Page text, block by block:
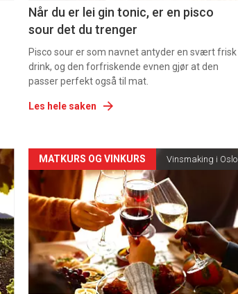
Når du er lei gin tonic, er en pisco
sour det du trenger
Pisco sour er som navnet antyder en svært frisk
drink, og den forfriskende evnen gjør at den
passer perfekt også til mat.
Les hele saken
Forsiden
akkurat
nå
-
5
MATKURS OG VINKURS Vinsmaking i Oslo